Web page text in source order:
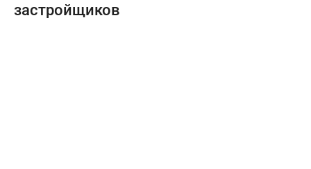
застройщиков